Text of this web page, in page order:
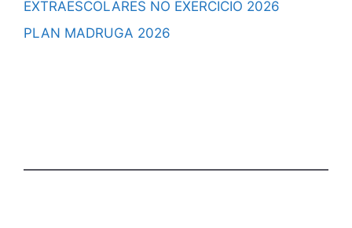
EXTRAESCOLARES NO EXERCICIO 2026
PLAN MADRUGA 2026